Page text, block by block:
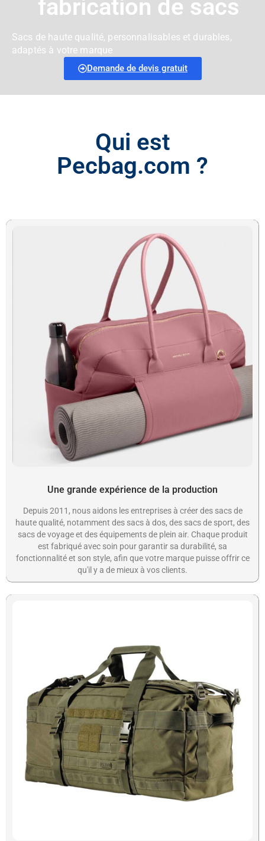
fabrication de sacs
Sacs de haute qualité, personnalisables et durables,
adaptés à votre marque
Demande de devis gratuit
Qui est
Pecbag.com ?
Une grande expérience de la production
Depuis 2011, nous aidons les entreprises à créer des sacs de
haute qualité, notamment des sacs à dos, des sacs de sport, des
sacs de voyage et des équipements de plein air. Chaque produit
est fabriqué avec soin pour garantir sa durabilité, sa
fonctionnalité et son style, afin que votre marque puisse offrir ce
qu'il y a de mieux à vos clients.